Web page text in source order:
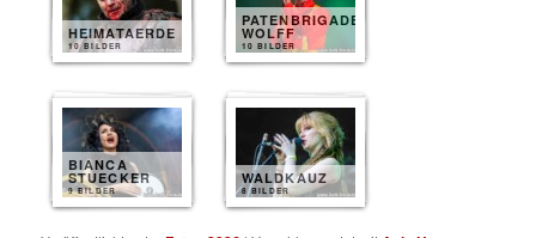
HEIMATAERDE
10 BILDER
PATENBRIGADE
WOLFF
10 BILDER
BIANCA
STUECKER
9 BILDER
WALDKAUZ
8 BILDER